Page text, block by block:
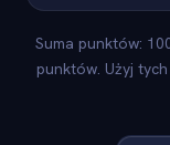
Suma punktów:
punktów. Użyj